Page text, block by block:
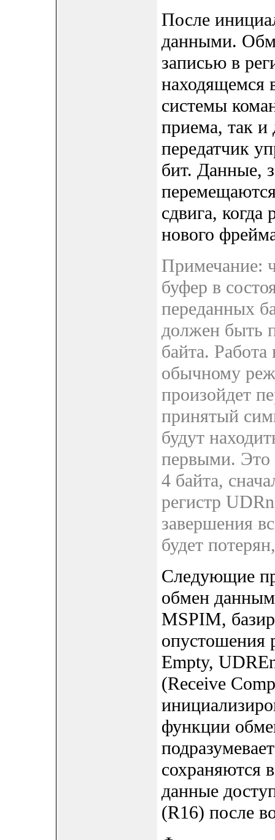
После
данными.
записью в
находящемся
системы
приема, так и
передатчик
бит. Данные,
сдвига, когда
нового
Примечание:
буфер в
переданных
должен быть
байта.
обычному
произойдет
принятый
будут
первыми. Это
4 байта,
регистр
завершения
будет
Следующие
обмен
MSPIM,
опустошения
Empty,
(Receive
функции
сохраняются
данные
(R16) после